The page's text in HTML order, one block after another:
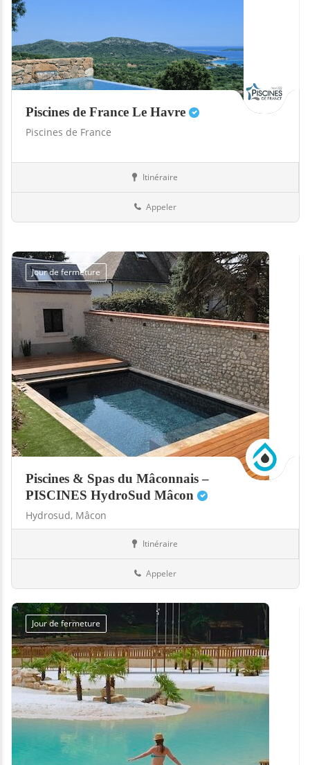
Piscines de France Le Havre
Piscines de France
Itinéraire
Appeler
Jour de fermeture
Piscines & Spas du Mâconnais –
PISCINES HydroSud Mâcon
Hydrosud, Mâcon
Itinéraire
Appeler
Jour de fermeture